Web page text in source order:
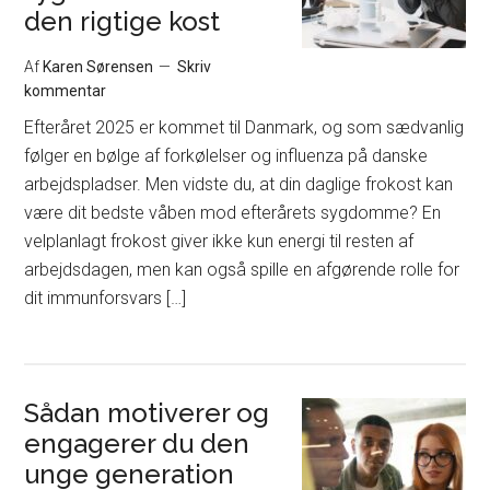
den rigtige kost
AfKaren Sørensen
Skriv
kommentar
Efteråret 2025 er kommet til Danmark, og som sædvanlig
følger en bølge af forkølelser og influenza på danske
arbejdspladser. Men vidste du, at din daglige frokost kan
være dit bedste våben mod efterårets sygdomme? En
velplanlagt frokost giver ikke kun energi til resten af
arbejdsdagen, men kan også spille en afgørende rolle for
dit immunforsvars […]
Sådan motiverer og
engagerer du den
unge generation